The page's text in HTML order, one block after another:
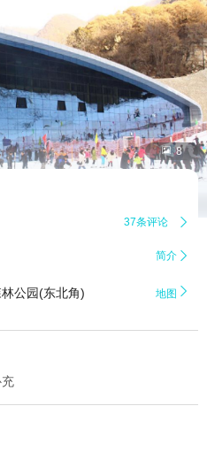
 8
37条评论 
简介 
公园(东北角) 地图 